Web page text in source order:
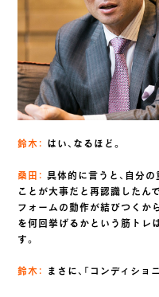
鈴木： はい、なるほど。
桑田： 具体的に言うと、自分
ことが大事だと再認識したん
フォームの動作が結びつくか
を何回挙げるかという筋トレ
す。
鈴木： まさに、「コンディショ